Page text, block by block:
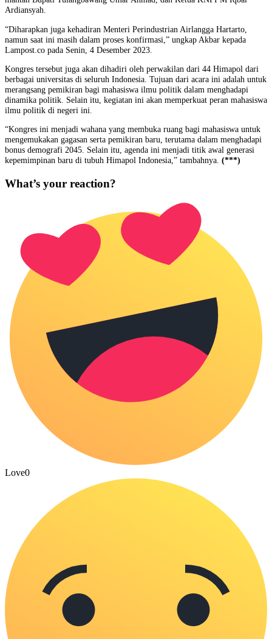
Ardiansyah.
“Diharapkan juga kehadiran Menteri Perindustrian Airlangga Hartarto,
namun saat ini masih dalam proses konfirmasi,” ungkap Akbar kepada
Lampost.co pada Senin, 4 Desember 2023.
Kongres tersebut juga akan dihadiri oleh perwakilan dari 44 Himapol dari
berbagai universitas di seluruh Indonesia. Tujuan dari acara ini adalah untuk
merangsang pemikiran bagi mahasiswa ilmu politik dalam menghadapi
dinamika politik. Selain itu, kegiatan ini akan memperkuat peran mahasiswa
ilmu politik di negeri ini.
“Kongres ini menjadi wahana yang membuka ruang bagi mahasiswa untuk
mengemukakan gagasan serta pemikiran baru, terutama dalam menghadapi
bonus demografi 2045. Selain itu, agenda ini menjadi titik awal generasi
kepemimpinan baru di tubuh Himapol Indonesia,” tambahnya. (***)
What’s your reaction?
Love0